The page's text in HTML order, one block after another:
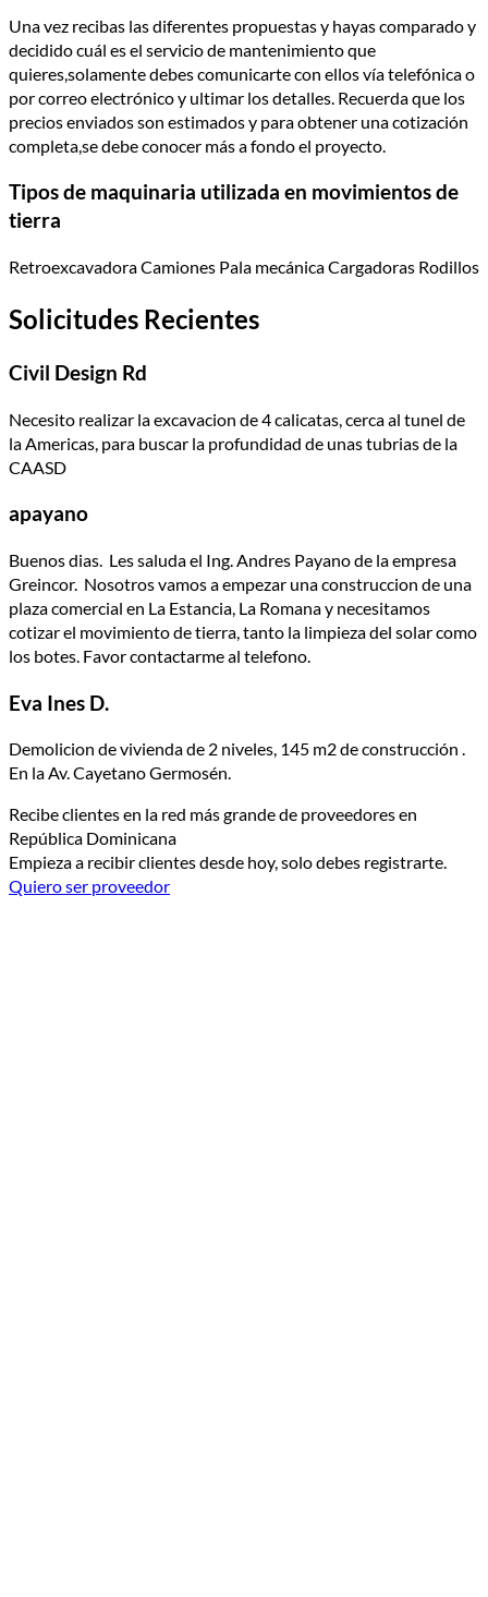
Una vez recibas las diferentes propuestas y hayas comparado y
decidido cuál es el servicio de mantenimiento que
quieres,solamente debes comunicarte con ellos vía telefónica o
por correo electrónico y ultimar los detalles. Recuerda que los
precios enviados son estimados y para obtener una cotización
completa,se debe conocer más a fondo el proyecto.
Tipos de maquinaria utilizada en movimientos de
tierra
Retroexcavadora Camiones Pala mecánica Cargadoras Rodillos
Solicitudes Recientes
Civil Design Rd
Necesito realizar la excavacion de 4 calicatas, cerca al tunel de
la Americas, para buscar la profundidad de unas tubrias de la
CAASD
apayano
Buenos dias. Les saluda el Ing. Andres Payano de la empresa
Greincor. Nosotros vamos a empezar una construccion de una
plaza comercial en La Estancia, La Romana y necesitamos
cotizar el movimiento de tierra, tanto la limpieza del solar como
los botes. Favor contactarme al telefono.
Eva Ines D.
Demolicion de vivienda de 2 niveles, 145 m2 de construcción .
En la Av. Cayetano Germosén.
Recibe clientes en la red más grande de proveedores en
República Dominicana
Empieza a recibir clientes desde hoy, solo debes registrarte.
Quiero ser proveedor